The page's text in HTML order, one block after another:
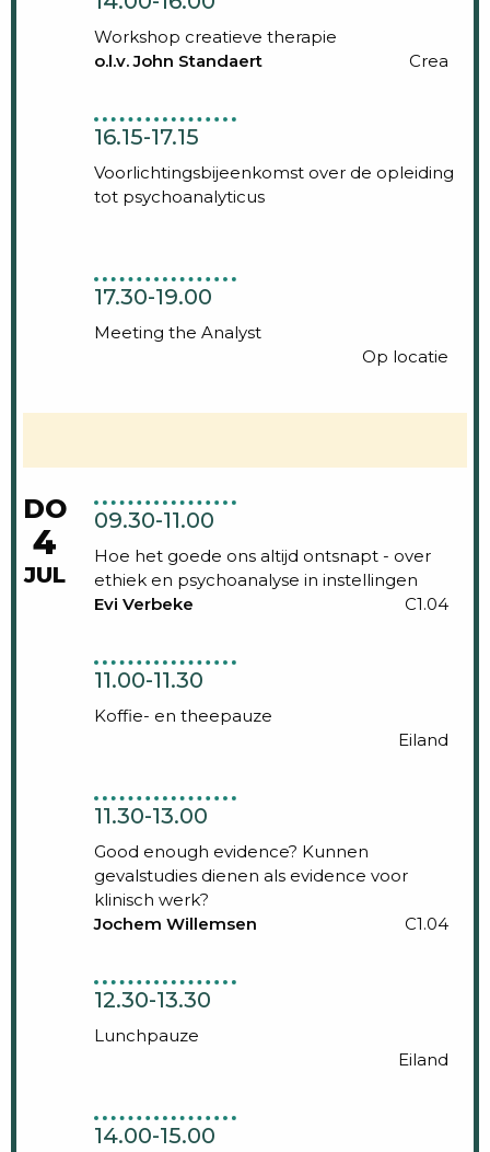
Workshop creatieve therapie
o.l.v. John Standaert
Crea
16.15-17.15
Voorlichtingsbijeenkomst over de opleiding
tot psychoanalyticus
17.30-19.00
Meeting the Analyst
Op locatie
DO
4
JUL
09.30-11.00
Hoe het goede ons altijd ontsnapt - over
ethiek en psychoanalyse in instellingen
Evi Verbeke
C1.04
11.00-11.30
Koffie- en theepauze
Eiland
11.30-13.00
Good enough evidence? Kunnen
gevalstudies dienen als evidence voor
klinisch werk?
Jochem Willemsen
C1.04
12.30-13.30
Lunchpauze
Eiland
14.00-15.00